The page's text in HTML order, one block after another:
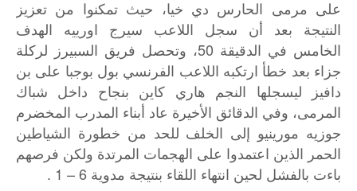
على مرمى الحارس دي خيا، حيث تمكنوا من تعزيز
النتيجة
بعد أن سجل اللاعب سيرج اورييه
الهدف
الخامس في الدقيقة ، وتحصل فريق السبيرز
لركلة
جزاء بعد خطأ ارتكبه اللاعب الفرنسي بول بوجبا على بن
دافيز
ليسجلها النجم هاري كاين بنجاح داخل
شباك
المرمى، وفي الدقائق الأخيرة عاد أبناء المدرب المخضرم
جوزيه مورينيو إلى الخلف للحد من خطورة الشياطين
الحمر الذين اعتمدوا على الهجمات المرتدة ولكن فرصهم
باءت بالفشل لحين انتهاء اللقاء بنتيجة مدوية